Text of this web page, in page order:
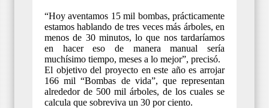
“Hoy aventamos 15 mil bombas, prácticamente
estamos hablando de tres veces más árboles, en
menos de 30 minutos, lo que nos tardaríamos
en hacer eso de manera manual sería
muchísimo tiempo, meses a lo mejor”, precisó.
El objetivo del proyecto en este año es arrojar
166 mil “Bombas de vida”, que representan
alrededor de 500 mil árboles, de los cuales se
calcula que sobreviva un 30 por ciento.